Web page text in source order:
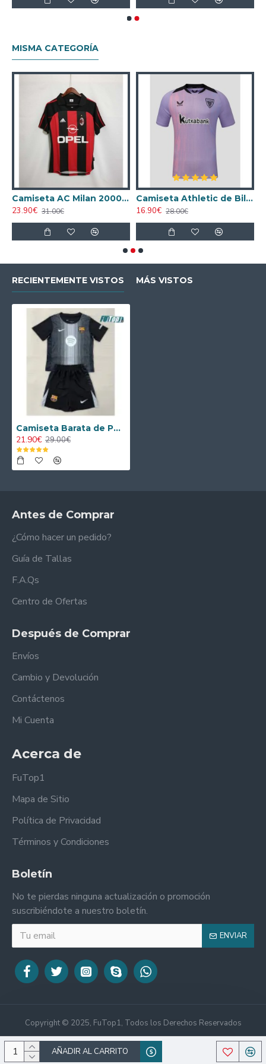
AÑADIR AL CARRITO
MISMA CATEGORÍA
Camiseta AC Milan 2000/2001 Local Retro
23.90€ 31.00€
Camiseta Athletic de Bilbao 2024/2025 Alternativo
16.90€ 28.00€
RECIENTEMENTE VISTOS MÁS VISTOS
Camiseta Barata de Portero Barcelona 2025/2026 Niño Negro
21.90€ 29.00€
Antes de Comprar
¿Cómo hacer un pedido?
Guía de Tallas
F.A.Qs
Centro de Ofertas
Después de Comprar
Envíos
Cambio y Devolución
Contáctenos
Mi Cuenta
Acerca de
FuTop1
Mapa de Sitio
Política de Privacidad
Términos y Condiciones
Boletín
No te pierdas ninguna actualización o promoción
suscribiéndote a nuestro boletín.
ENVIAR
Copyright © 2025, FuTop1, Todos los Derechos Reservados